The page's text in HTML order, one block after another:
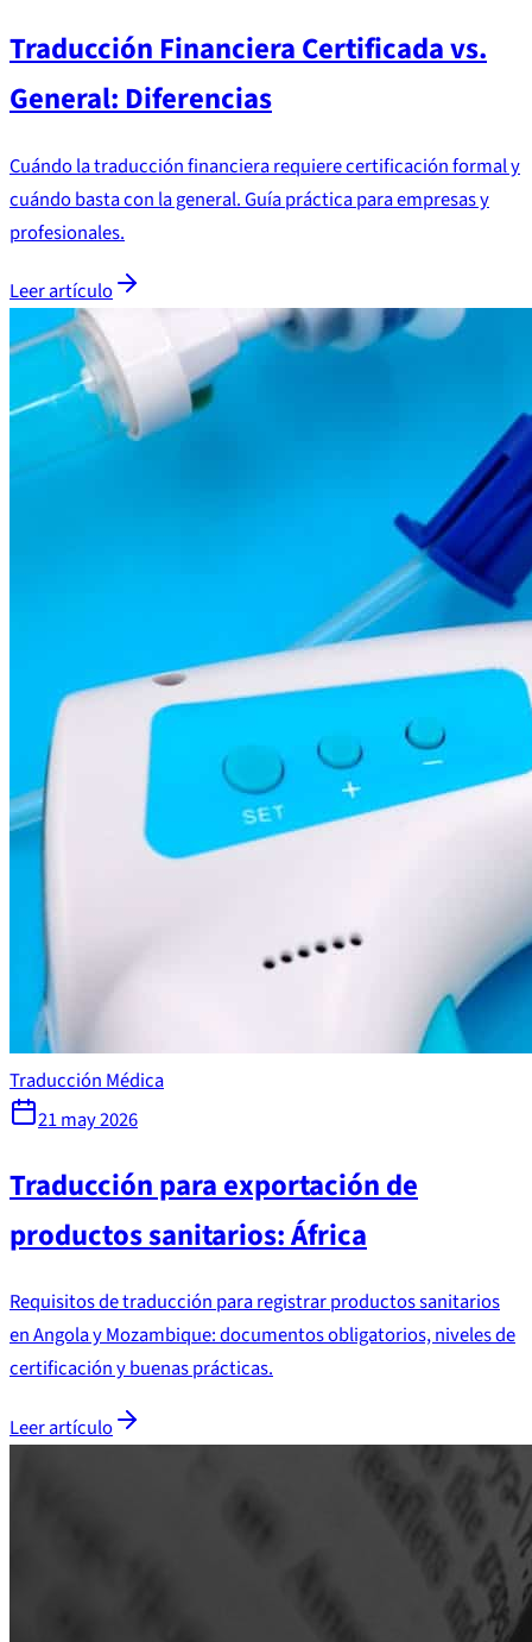
Traducción Financiera Certificada vs.
General: Diferencias
Cuándo la traducción financiera requiere certificación formal y
cuándo basta con la general. Guía práctica para empresas y
profesionales.
Leer artículo
Traducción Médica
21 may 2026
Traducción para exportación de
productos sanitarios: África
Requisitos de traducción para registrar productos sanitarios
en Angola y Mozambique: documentos obligatorios, niveles de
certificación y buenas prácticas.
Leer artículo